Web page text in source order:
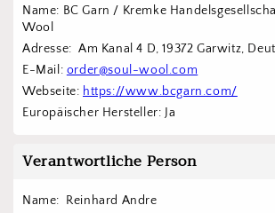
Name: BC Garn / Kremke
Wool
Adresse:  Am Kanal 4 D, 19372 Garwitz,
E-Mail: order@soul-wool.com
Webseite: https://www.bcgarn.com/
Europäischer Hersteller: Ja
Verantwortliche Person
Name:  Reinhard Andre